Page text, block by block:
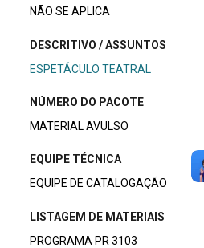
NÃO SE APLICA
DESCRITIVO / ASSUNTOS
ESPETÁCULO TEATRAL
NÚMERO DO PACOTE
MATERIAL AVULSO
EQUIPE TÉCNICA
EQUIPE DE CATALOGAÇÃO
LISTAGEM DE MATERIAIS
PROGRAMA PR 3103